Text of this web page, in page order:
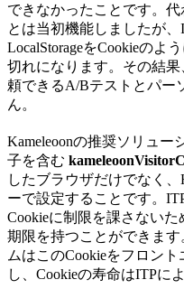
できなかったことです。代
とは当初機能しましたが
LocalStorageをCookieのよ
切れになります。その結
頼できるA/Bテストとパー
ん。
Kameleoonの推奨ソリュー
子を含む
したブラウザだけでなく
ーで設定することです。
Cookieに制限を課さない
期限を持つことができま
ムはこのCookieをフロン
し、Cookieの寿命はITPに